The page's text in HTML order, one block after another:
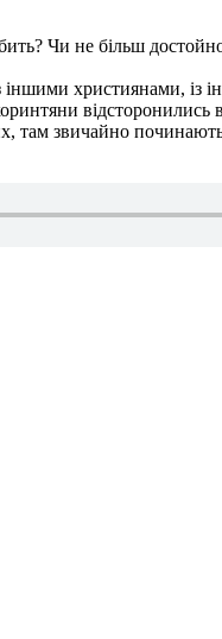
Чи не більш
іншими християнами, із
відсторонились
там звичайно